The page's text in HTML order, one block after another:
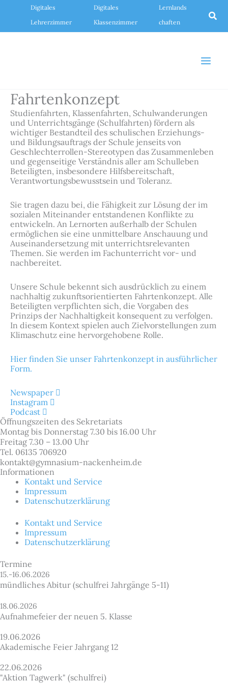
springen
Digitales
Lehrerzimmer
Digitales
Klassenzimmer
Lernlands
chaften
Fahrtenkonzept
Studienfahrten, Klassenfahrten, Schulwanderungen
und Unterrichtsgänge (Schulfahrten) fördern als
wichtiger Bestandteil des schulischen Erziehungs-
und Bildungsauftrags der Schule jenseits von
Geschlechterrollen-Stereotypen das Zusammenleben
und gegenseitige Verständnis aller am Schulleben
Beteiligten, insbesondere Hilfsbereitschaft,
Verantwortungsbewusstsein und Toleranz.
Sie tragen dazu bei, die Fähigkeit zur Lösung der im
sozialen Miteinander entstandenen Konflikte zu
entwickeln. An Lernorten außerhalb der Schulen
ermöglichen sie eine unmittelbare Anschauung und
Auseinandersetzung mit unterrichtsrelevanten
Themen. Sie werden im Fachunterricht vor- und
nachbereitet.
Unsere Schule bekennt sich ausdrücklich zu einem
nachhaltig zukunftsorientierten Fahrtenkonzept. Alle
Beteiligten verpflichten sich, die Vorgaben des
Prinzips der Nachhaltigkeit konsequent zu verfolgen.
In diesem Kontext spielen auch Zielvorstellungen zum
Klimaschutz eine hervorgehobene Rolle.
Hier finden Sie unser Fahrtenkonzept in ausführlicher
Form.
Newspaper
Instagram
Podcast
Öffnungszeiten des Sekretariats
Montag bis Donnerstag 7.30 bis 16.00 Uhr
Freitag 7.30 – 13.00 Uhr
Tel. 06135 706920
kontakt@gymnasium-nackenheim.de
Informationen
Kontakt und Service
Impressum
Datenschutzerklärung
Kontakt und Service
Impressum
Datenschutzerklärung
Termine
15.-16.06.2026
mündliches Abitur (schulfrei Jahrgänge 5-11)
18.06.2026
Aufnahmefeier der neuen 5. Klasse
19.06.2026
Akademische Feier Jahrgang 12
22.06.2026
"Aktion Tagwerk" (schulfrei)